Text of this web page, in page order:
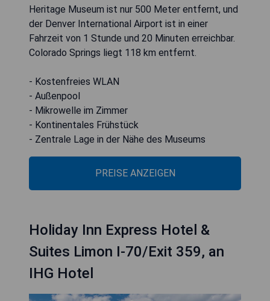
Heritage Museum ist nur 500 Meter entfernt, und
der Denver International Airport ist in einer
Fahrzeit von 1 Stunde und 20 Minuten erreichbar.
Colorado Springs liegt 118 km entfernt.
- Kostenfreies WLAN
- Außenpool
- Mikrowelle im Zimmer
- Kontinentales Frühstück
- Zentrale Lage in der Nähe des Museums
PREISE ANZEIGEN
Holiday Inn Express Hotel &
Suites Limon I-70/Exit 359, an
IHG Hotel